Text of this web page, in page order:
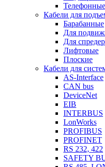
Кабели для
Барабанные
Для
Для
Лифтовые
Плоские
Кабели для
AS-Interface
CAN bus
DeviceNet
EIB
INTERBUS
LonWorks
PROFIBUS
PROFINET
RS 232, 422
SAFETY